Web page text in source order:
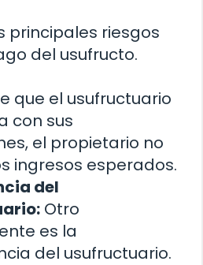
principales riesgos
del usufructo.
que el usufructuario
con sus
el propietario no
ingresos esperados.
del
Otro
es la
del usufructuario.